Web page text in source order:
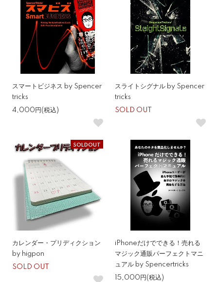
スマートビジネス by Spencer
tricks
4,000円(税込)
スライトシグナル by Spencer
tricks
SOLD OUT
SOLDOUT
カレンダー・プリディクション
by higpon
SOLD OUT
iPhoneだけでできる！売れる
マジック通販パーフェクトマニ
ュアル by Spencertricks
15,000円(税込)